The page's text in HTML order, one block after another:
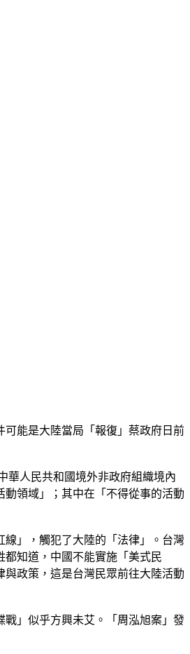
能是大陸當局「報復」蔡政府日前
華人民共和國境外非政府組織境內
領域」；其中在「不得從事的活動
」，觸犯了大陸的「法律」。台灣
知道，中國不能實施「美式民
政策，這是台灣民眾前往大陸活動
戰」似乎方興未艾。「周泓旭案」發